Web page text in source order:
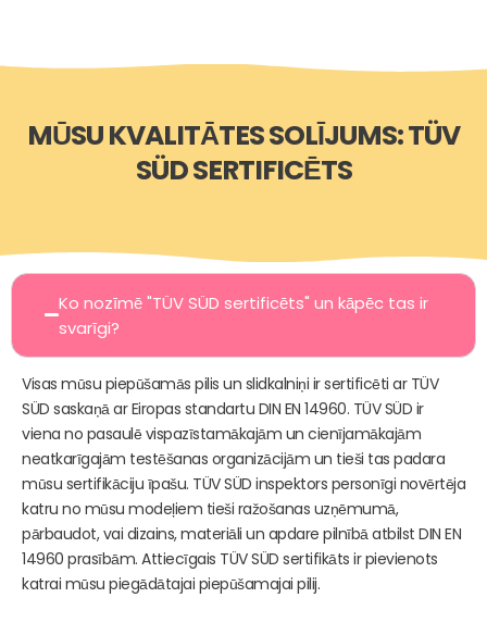
MŪSU KVALITĀTES SOLĪJUMS: TÜV
SÜD SERTIFICĒTS
Ko nozīmē "TÜV SÜD sertificēts" un kāpēc tas ir
svarīgi?
Visas mūsu piepūšamās pilis un slidkalniņi ir sertificēti ar TÜV
SÜD saskaņā ar Eiropas standartu DIN EN 14960. TÜV SÜD ir
viena no pasaulē vispazīstamākajām un cienījamākajām
neatkarīgajām testēšanas organizācijām un tieši tas padara
mūsu sertifikāciju īpašu. TÜV SÜD inspektors personīgi novērtēja
katru no mūsu modeļiem tieši ražošanas uzņēmumā,
pārbaudot, vai dizains, materiāli un apdare pilnībā atbilst DIN EN
14960 prasībām. Attiecīgais TÜV SÜD sertifikāts ir pievienots
katrai mūsu piegādātajai piepūšamajai pilij.